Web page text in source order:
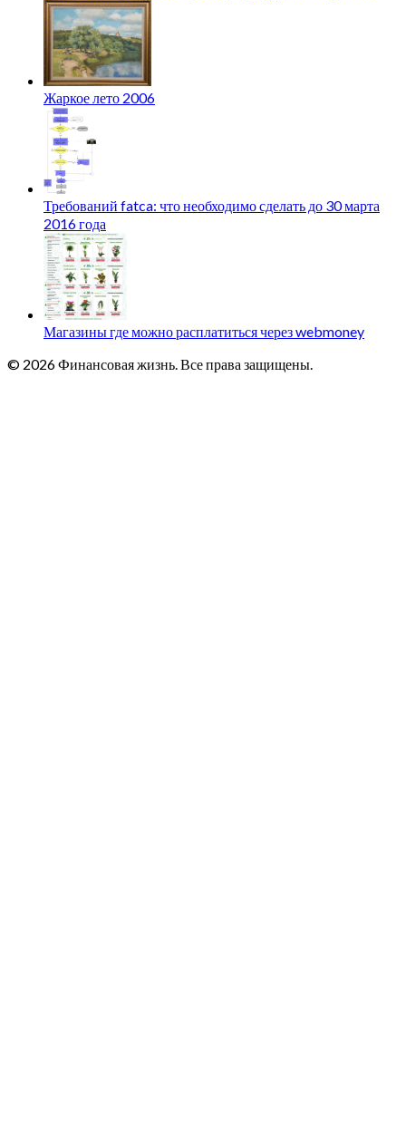
Жаркое лето 2006
Требований fatca: что необходимо сделать до 30 марта
2016 года
Магазины где можно расплатиться через webmoney
© 2026 Финансовая жизнь. Все права защищены.